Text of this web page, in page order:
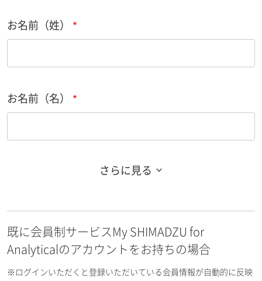
お名前（姓）
お名前（名）
お名前フリガナ（名）
さらに見る
既に会員制サービスMy SHIMADZU for
Analyticalのアカウントをお持ちの場合
※ログインいただくと登録いただいている会員情報が自動的に反映